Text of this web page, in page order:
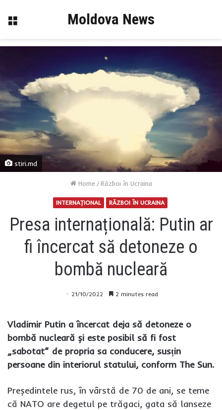
Menu Moldova News
stiri.md
Home / Război în Ucraina
INTERNAŢIONAL RĂZBOI ÎN UCRAINA
Presa internațională: Putin ar
fi încercat să detoneze o
bombă nucleară
21/10/2022 2 minutes read
Vladimir Putin a încercat deja să detoneze o
bombă nucleară și este posibil să fi fost
„sabotat” de propria sa conducere, susțin
persoane din interiorul statului, conform The Sun.
Președintele rus, în vârstă de 70 de ani, se teme
că NATO are degetul pe trăgaci, gata să lanseze